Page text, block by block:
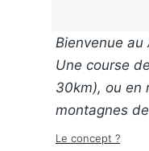
Bienvenue au
Une course
30km), ou en
montagnes de
Le concept ?